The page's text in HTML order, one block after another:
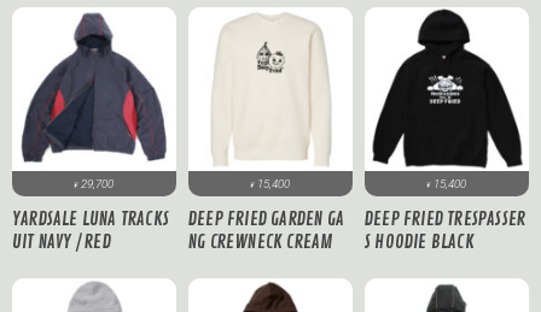
¥ 29,700
YARDSALE LUNA TRACKS
UIT NAVY / RED
¥ 15,400
DEEP FRIED GARDEN GA
NG CREWNECK CREAM
¥ 15,400
DEEP FRIED TRESPASSER
S HOODIE BLACK